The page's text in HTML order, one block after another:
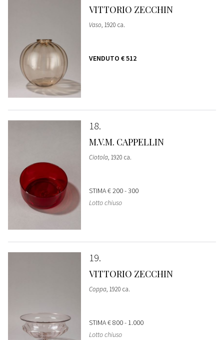
VITTORIO ZECCHIN
Vaso, 1920 ca.
VENDUTO € 512
18
M.V.M. CAPPELLIN
Ciotola, 1920 ca.
STIMA€ 200 - 300
Lotto chiuso
19
VITTORIO ZECCHIN
Coppa, 1920 ca.
STIMA€ 800 - 1.000
Lotto chiuso